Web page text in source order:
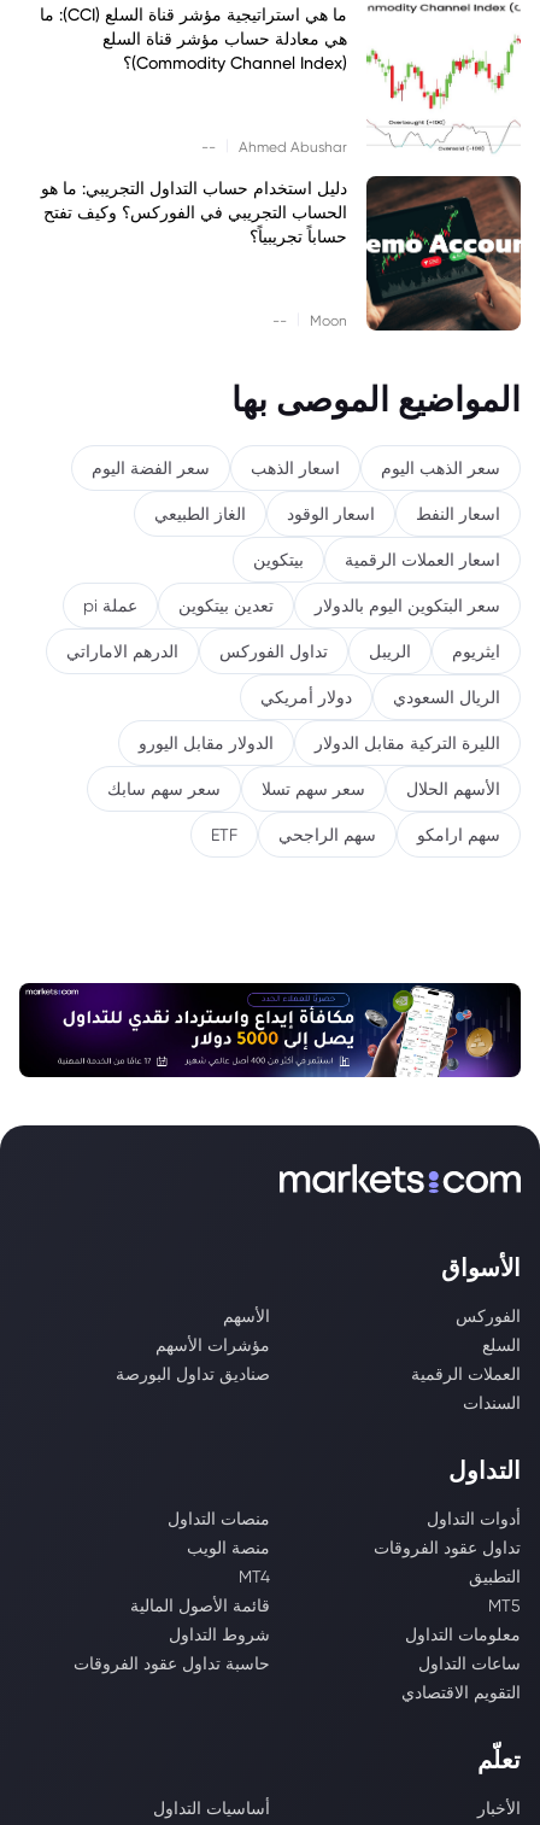
ما هي استراتيجية مؤشر قناة السلع (CCI): ما
هي معادلة حساب مؤشر قناة السلع
(Commodity Channel Index)؟
Ahmed Abushar
--
دليل استخدام حساب التداول التجريبي: ما هو
الحساب التجريبي في الفوركس؟ وكيف تفتح
حساباً تجريبياً؟
Moon
--
المواضيع الموصى بها
سعر الذهب اليوم اسعار الذهب سعر الفضة اليوم
اسعار النفط اسعار الوقود الغاز الطبيعي
اسعار العملات الرقمية بيتكوين
سعر البتكوين اليوم بالدولار تعدين بيتكوين عملة pi
ايثريوم الريبل تداول الفوركس الدرهم الاماراتي
الريال السعودي دولار أمريكي
الليرة التركية مقابل الدولار الدولار مقابل اليورو
الأسهم الحلال سعر سهم تسلا سعر سهم سابك
سهم ارامكو سهم الراجحي ETF
الأسواق
الفوركس
الأسهم
السلع
مؤشرات الأسهم
العملات الرقمية
صناديق تداول البورصة
السندات
التداول
أدوات التداول
منصات التداول
تداول عقود الفروقات
منصة الويب
التطبيق
MT4
MT5
قائمة الأصول المالية
معلومات التداول
شروط التداول
ساعات التداول
حاسبة تداول عقود الفروقات
التقويم الاقتصادي
تعلّم
الأخبار
أساسيات التداول